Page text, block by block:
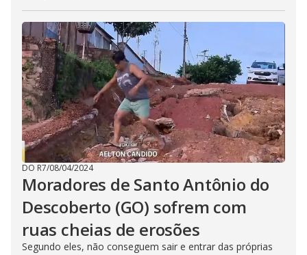
DO R7/08/04/2024
Moradores de Santo Antônio do
Descoberto (GO) sofrem com
ruas cheias de erosões
Segundo eles, não conseguem sair e entrar das próprias